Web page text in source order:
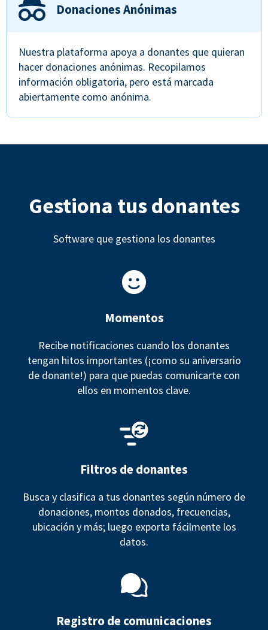
Donaciones Anónimas
Nuestra plataforma apoya a donantes que quieran
hacer donaciones anónimas. Recopilamos
información obligatoria, pero está marcada
abiertamente como anónima.
Gestiona tus donantes
Software que gestiona los donantes
Momentos
Recibe notificaciones cuando los donantes
tengan hitos importantes (¡como su aniversario
de donante!) para que puedas comunicarte con
ellos en momentos clave.
Filtros de donantes
Busca y clasifica a tus donantes según número de
donaciones, montos donados, frecuencias,
ubicación y más; luego exporta fácilmente los
datos.
Registro de comunicaciones